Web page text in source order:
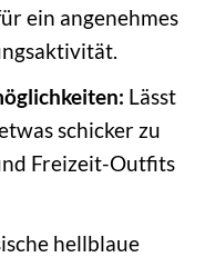
ein angenehmes
Lässt
schicker zu
Freizeit-Outfits
hellblaue